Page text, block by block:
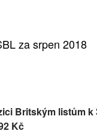
za srpen 2018
Britským listům k
Kč